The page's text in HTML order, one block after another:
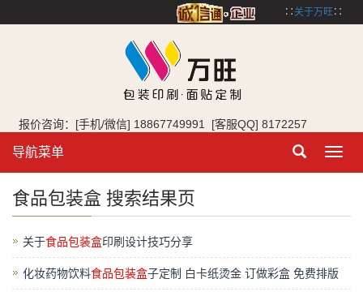
∷ 关于万旺∷
报价咨询：[手机/微信] 18867749991 [客服QQ] 8172257
导航菜单
食品包装盒 搜索结果页
关于食品包装盒印刷设计技巧分享
化妆药物饮料食品包装盒子定制 白卡纸烫金 订做彩盒 免费排版